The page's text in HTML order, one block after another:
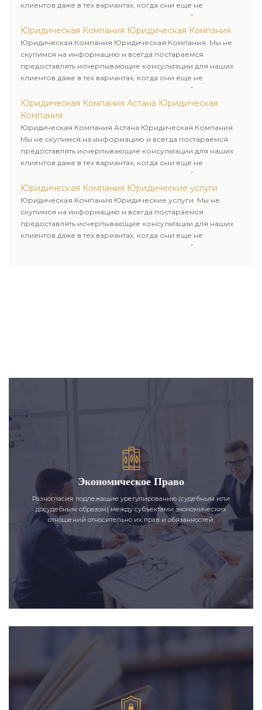
клиентов даже в тех вариантах, когда они еще не
пользовались юридическими услугами нашей компании.
Юридическая Компания Юридическая Компания
Юридическая Компания Юридическая Компания. Мы не
скупимся на информацию и всегда постараемся
предоставлять исчерпывающие консультации для наших
клиентов даже в тех вариантах, когда они еще не
пользовались юридическими услугами нашей компании.
Юридическая Компания Астана Юридическая
Компания
Юридическая Компания Астана Юридическая Компания.
Мы не скупимся на информацию и всегда постараемся
предоставлять исчерпывающие консультации для наших
клиентов даже в тех вариантах, когда они еще не
пользовались юридическими услугами нашей компании.
Юридическая Компания Юридические услуги
Юридическая Компания Юридические услуги. Мы не
скупимся на информацию и всегда постараемся
предоставлять исчерпывающие консультации для наших
клиентов даже в тех вариантах, когда они еще не
пользовались юридическими услугами нашей компании.
Экономическое Право
Разногласия подлежащие урегулированию (судебным или
досудебным образом) между субъектами экономических
отношений относительно их прав и обязанностей.